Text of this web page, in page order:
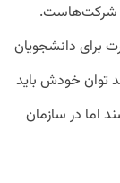
شرکت‌هاست.
برای دانشجویان
توان خودش باید
اما در سازمان